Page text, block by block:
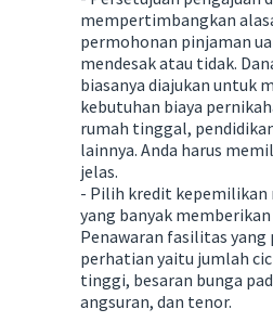
mempertimbangkan
permohonan pinjaman
mendesak atau tidak.
biasanya diajukan untuk
kebutuhan biaya
rumah tinggal,
lainnya. Anda harus
jelas.
- Pilih kredit kepemilikan
yang banyak
Penawaran fasilitas yang
perhatian yaitu jumlah
tinggi, besaran bunga
angsuran, dan tenor.